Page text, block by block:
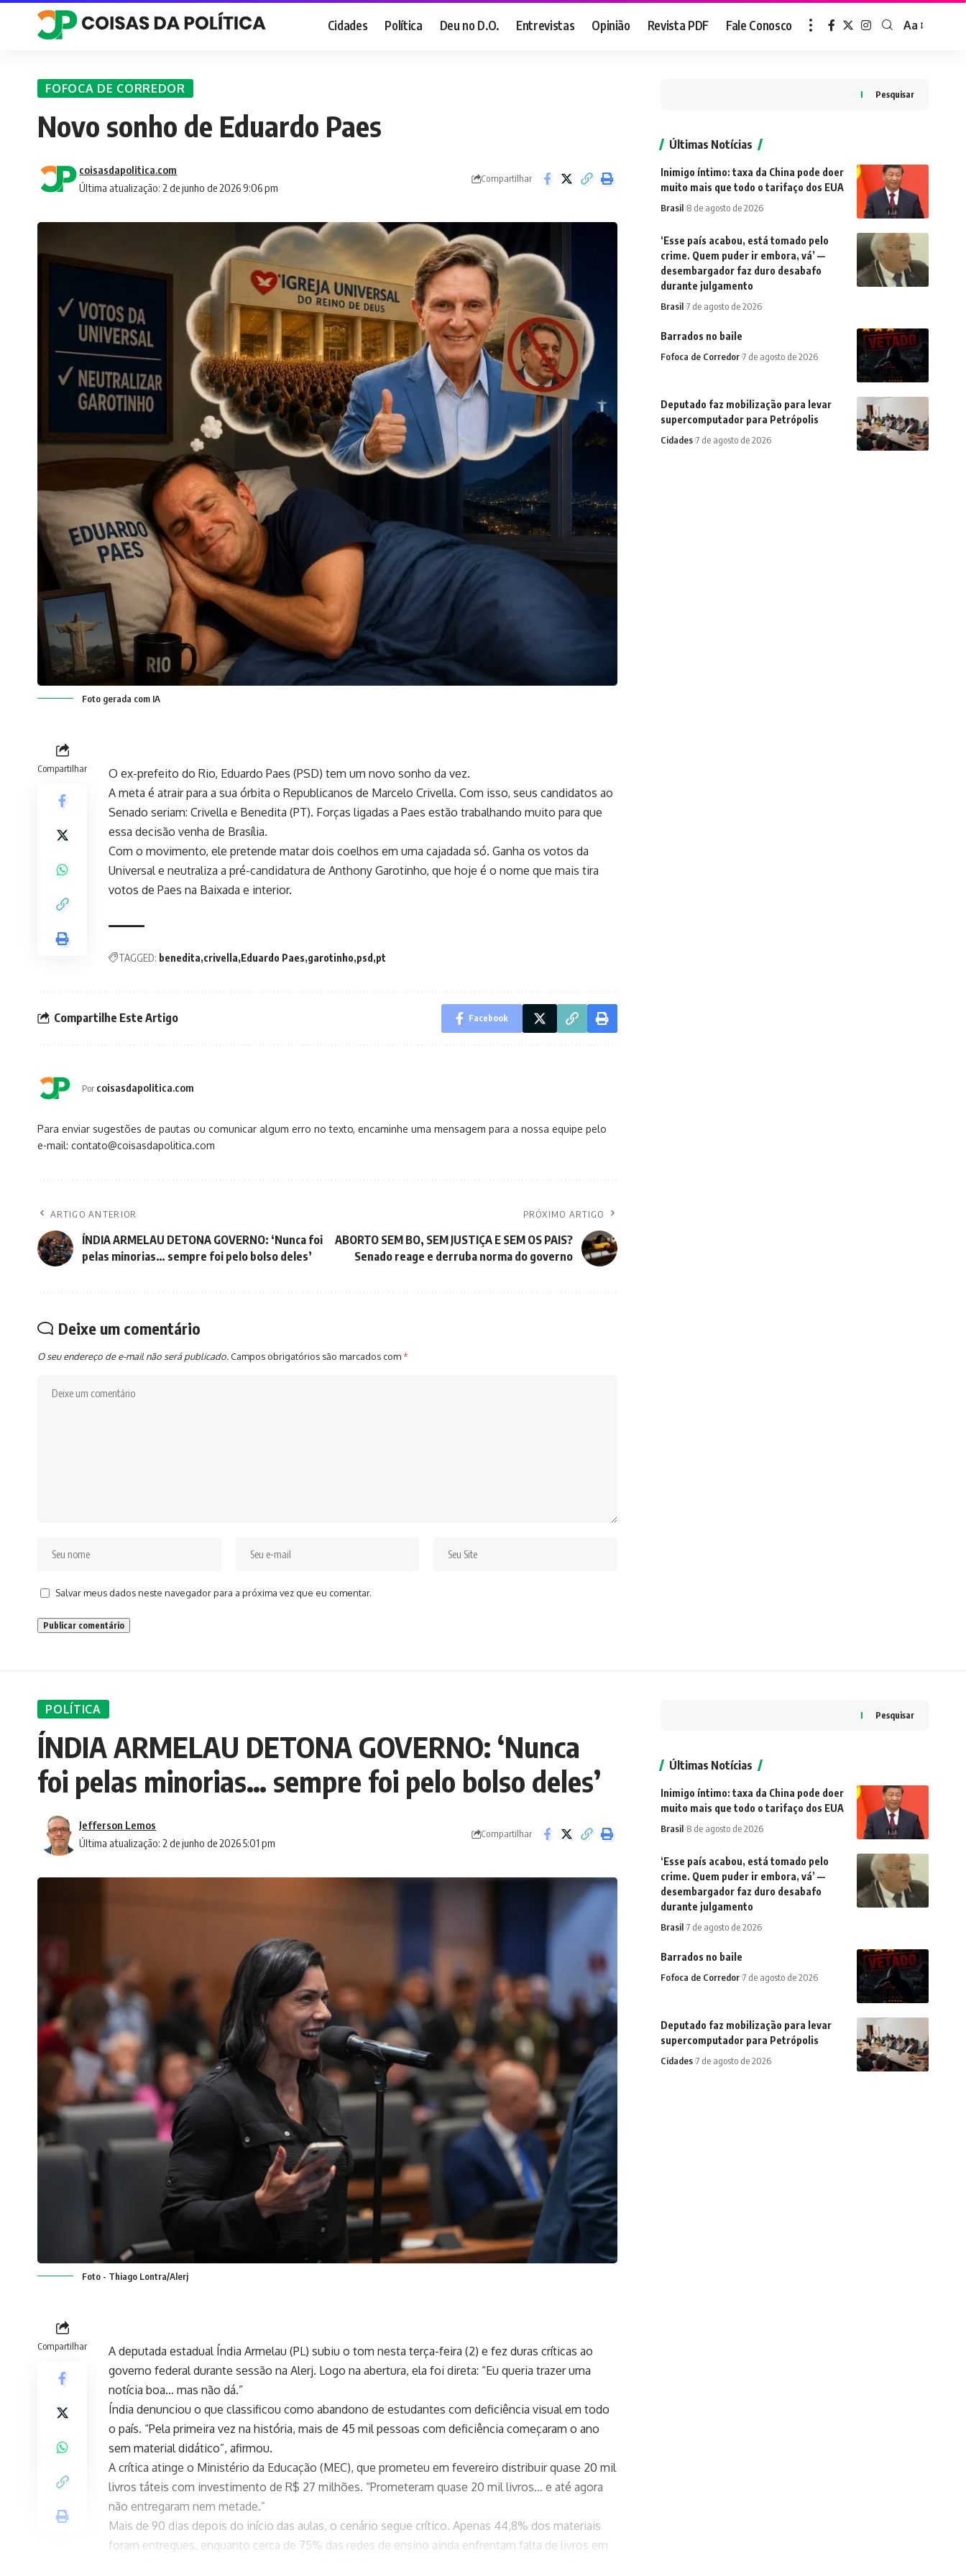
Cidades Política Deu no D.O. Entrevistas Opinião Revista PDF Fale Conosco
Font
Aa
FOFOCA DE CORREDOR
Novo sonho de Eduardo Paes
Última atualização: 2 de junho de 2026 9:06 pm
coisasdapolitica.com
Compartilhar
Foto gerada com IA
Compartilhar O ex-prefeito do Rio, Eduardo Paes (PSD) tem um novo sonho da vez.
A meta é atrair para a sua órbita o Republicanos de Marcelo Crivella. Com isso, seus candidatos ao
Senado seriam: Crivella e Benedita (PT). Forças ligadas a Paes estão trabalhando muito para que
essa decisão venha de Brasília.
Com o movimento, ele pretende matar dois coelhos em uma cajadada só. Ganha os votos da
Universal e neutraliza a pré-candidatura de Anthony Garotinho, que hoje é o nome que mais tira
votos de Paes na Baixada e interior.
TAGGED: benedita crivella Eduardo Paes garotinho psd pt
Compartilhe Este Artigo Facebook
Por coisasdapolitica.com
Para enviar sugestões de pautas ou comunicar algum erro no texto, encaminhe uma mensagem para a nossa equipe pelo
e-mail: contato@coisasdapolitica.com
ARTIGO ANTERIOR
ÍNDIA ARMELAU DETONA GOVERNO: ‘Nunca foi
pelas minorias… sempre foi pelo bolso deles’
PRÓXIMO ARTIGO
ABORTO SEM BO, SEM JUSTIÇA E SEM OS PAIS?
Senado reage e derruba norma do governo
Deixe um comentário
O seu endereço de e-mail não será publicado. Campos obrigatórios são marcados com*
Salvar meus dados neste navegador para a próxima vez que eu comentar.
Pesquisar
Últimas Notícias
Inimigo íntimo: taxa da China pode doer
muito mais que todo o tarifaço dos EUA
Brasil 8 de agosto de 2026
‘Esse país acabou, está tomado pelo
crime. Quem puder ir embora, vá’ —
desembargador faz duro desabafo
durante julgamento
Brasil 7 de agosto de 2026
Barrados no baile
Fofoca de Corredor 7 de agosto de 2026
Deputado faz mobilização para levar
supercomputador para Petrópolis
Cidades 7 de agosto de 2026
POLÍTICA
ÍNDIA ARMELAU DETONA GOVERNO: ‘Nunca
foi pelas minorias… sempre foi pelo bolso deles’
Última atualização: 2 de junho de 2026 5:01 pm
Jefferson Lemos
Compartilhar
Foto - Thiago Lontra/Alerj
Compartilhar
A deputada estadual Índia Armelau (PL) subiu o tom nesta terça-feira (2) e fez duras críticas ao
governo federal durante sessão na Alerj. Logo na abertura, ela foi direta: “Eu queria trazer uma
notícia boa… mas não dá.”
Índia denunciou o que classificou como abandono de estudantes com deficiência visual em todo
o país. “Pela primeira vez na história, mais de 45 mil pessoas com deficiência começaram o ano
sem material didático”, afirmou.
A crítica atinge o Ministério da Educação (MEC), que prometeu em fevereiro distribuir quase 20 mil
livros táteis com investimento de R$ 27 milhões. “Prometeram quase 20 mil livros… e até agora
não entregaram nem metade.”
Mais de 90 dias depois do início das aulas, o cenário segue crítico. Apenas 44,8% dos materiais
foram entregues, enquanto cerca de 75% das redes de ensino ainda enfrentam falta de livros em
Pesquisar
Últimas Notícias
Inimigo íntimo: taxa da China pode doer
muito mais que todo o tarifaço dos EUA
Brasil 8 de agosto de 2026
‘Esse país acabou, está tomado pelo
crime. Quem puder ir embora, vá’ —
desembargador faz duro desabafo
durante julgamento
Brasil 7 de agosto de 2026
Barrados no baile
Fofoca de Corredor 7 de agosto de 2026
Deputado faz mobilização para levar
supercomputador para Petrópolis
Cidades 7 de agosto de 2026